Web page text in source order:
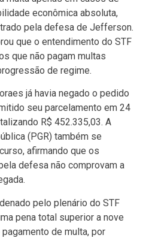
econômica absoluta,
pela defesa de Jefferson.
que o entendimento do STF
que não pagam multas
de regime.
já havia negado o pedido
seu parcelamento em 24
R$ 452.335,03. A
(PGR) também se
afirmando que os
defesa não comprovam a
pelo plenário do STF
pena total superior a nove
de multa, por